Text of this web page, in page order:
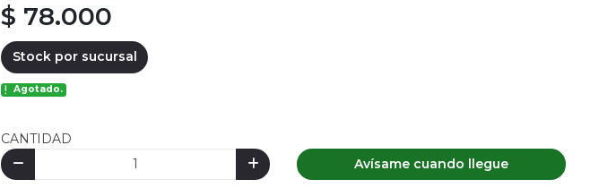
$ 78.000
Stock por sucursal
Agotado.
CANTIDAD
Avísame cuando llegue